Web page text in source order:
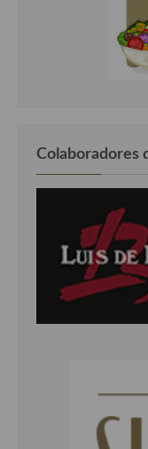
Colaboradores